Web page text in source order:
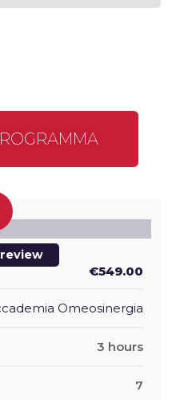
€549.00
Omeosinergia
3 hours
7